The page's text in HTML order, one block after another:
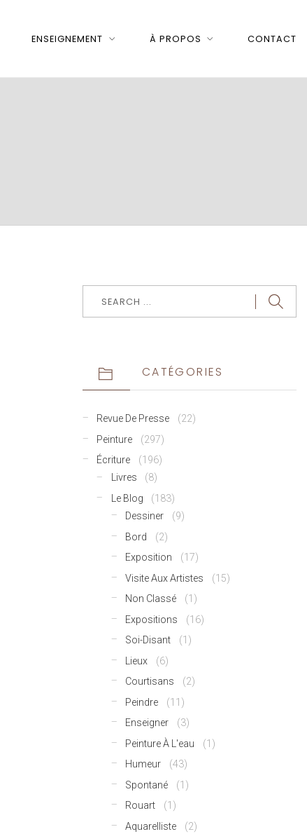
ENSEIGNEMENT À PROPOS CONTACT
CATÉGORIES
Revue De Presse
(22)
Peinture
(297)
Écriture
(196)
Livres
(8)
Le Blog
(183)
Dessiner
(9)
Bord
(2)
Exposition
(17)
Visite Aux Artistes
(15)
Non Classé
(1)
Expositions
(16)
Soi-Disant
(1)
Lieux
(6)
Courtisans
(2)
Peindre
(11)
Enseigner
(3)
Peinture À L'eau
(1)
Humeur
(43)
Spontané
(1)
Rouart
(1)
Aquarelliste
(2)